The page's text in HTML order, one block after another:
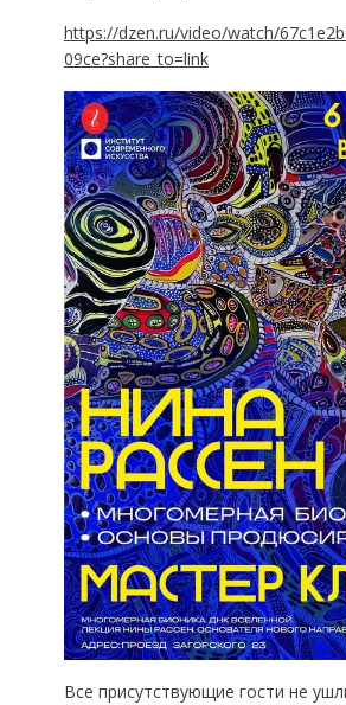
https://dzen.ru/video/watch/
09ce?share_to=link
Все присутствующие гости не